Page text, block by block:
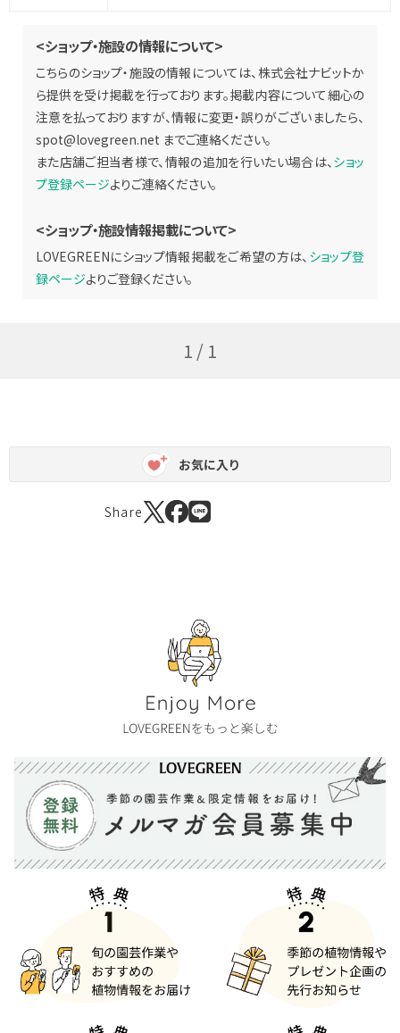
<ショップ・施設の情報について>
こちらのショップ・施設の情報については、株式会社ナビットか
ら提供を受け掲載を行っております。掲載内容について細心の
注意を払っておりますが、情報に変更・誤りがございましたら、
spot@lovegreen.net までご連絡ください。
また店舗ご担当者様で、情報の追加を行いたい場合は、ショッ
プ登録ページよりご連絡ください。
<ショップ・施設情報掲載について>
LOVEGREENにショップ情報掲載をご希望の方は、 ショップ登
録ページよりご登録ください。
1 / 1
お気に入り
Share